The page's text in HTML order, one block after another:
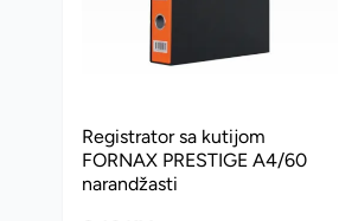
Registrator sa kutijom
FORNAX PRESTIGE A4/60
narandžasti